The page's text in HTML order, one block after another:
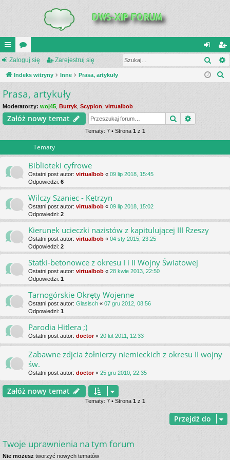
UI
C
K
_L
IN
or
a
al
og
ar
ej
Zaloguj się Zarejestruj się
Indeks witryny Inne Prasa, artykuły
Prasa, artykuły
Moderatorzy: woj45 Butryk Scypion virtualbob
Załóż nowy temat Szukaj
Tematy: 7 • Strona 1 z 1
Tematy
Biblioteki cyfrowe
Ostatni post autor: virtualbob « 09 lip 2018, 15:45
Odpowiedzi: 6
Wilczy Szaniec - Kętrzyn
Ostatni post autor: virtualbob « 09 lip 2018, 15:02
Odpowiedzi: 2
Kierunek ucieczki nazistów z kapitulującej III Rzeszy
Ostatni post autor: virtualbob « 04 sty 2015, 23:25
Odpowiedzi: 2
Statki-betonowce z okresu I i II Wojny Światowej
Ostatni post autor: virtualbob « 28 kwie 2013, 22:50
Odpowiedzi: 1
Tarnogórskie Okręty Wojenne
Ostatni post autor: Glasisch « 07 gru 2012, 08:56
Odpowiedzi: 1
Parodia Hitlera ;)
Ostatni post autor: doctor« 20 lut 2011, 12:33
Zabawne zdjcia żołnierzy niemieckich z okresu II wojny
św.
Ostatni post autor: doctor« 25 gru 2010, 22:35
Załóż nowy temat
Tematy: 7 • Strona 1z 1
Przejdź do
Twoje uprawnienia na tym forum
Nie możesz tworzyć nowych tematów